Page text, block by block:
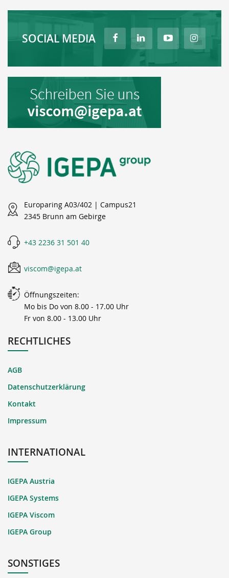
SOCIAL MEDIA
Europaring A03/402 | Campus21
2345 Brunn am Gebirge
+43 2236 31 501 40
viscom@igepa.at
Öffnungszeiten:
Mo bis Do von 8.00 - 17.00 Uhr
Fr von 8.00 - 13.00 Uhr
RECHTLICHES
AGB
Datenschutzerklärung
Kontakt
Impressum
INTERNATIONAL
IGEPA Austria
IGEPA Systems
IGEPA Viscom
IGEPA Group
SONSTIGES